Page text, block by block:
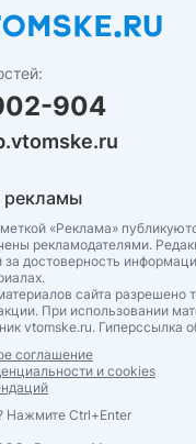
904
рекламы
«Реклама»
рекламодателями.
за достоверность
сайта разрешено
При использовании
vtomske.ru. Гиперссылка
соглашение
и cookies
Нажмите Ctrl+Enter